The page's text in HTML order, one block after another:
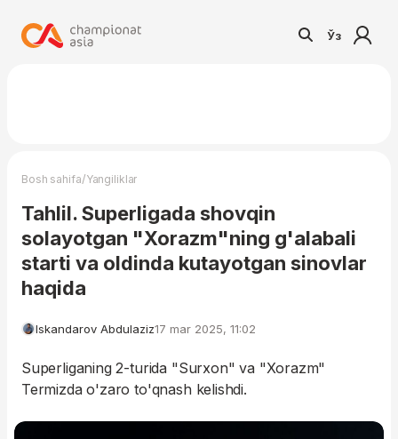
Ўз
Bosh sahifa/Yangiliklar
Tahlil. Superligada shovqin
solayotgan "Xorazm"ning g'alabali
starti va oldinda kutayotgan sinovlar
haqida
Iskandarov Abdulaziz17 mar 2025, 11:02
Superliganing 2-turida "Surxon" va "Xorazm"
Termizda o'zaro to'qnash kelishdi.